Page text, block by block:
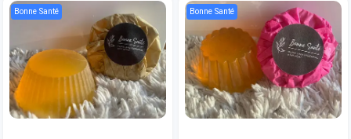
Bonne Santé Bonne Santé